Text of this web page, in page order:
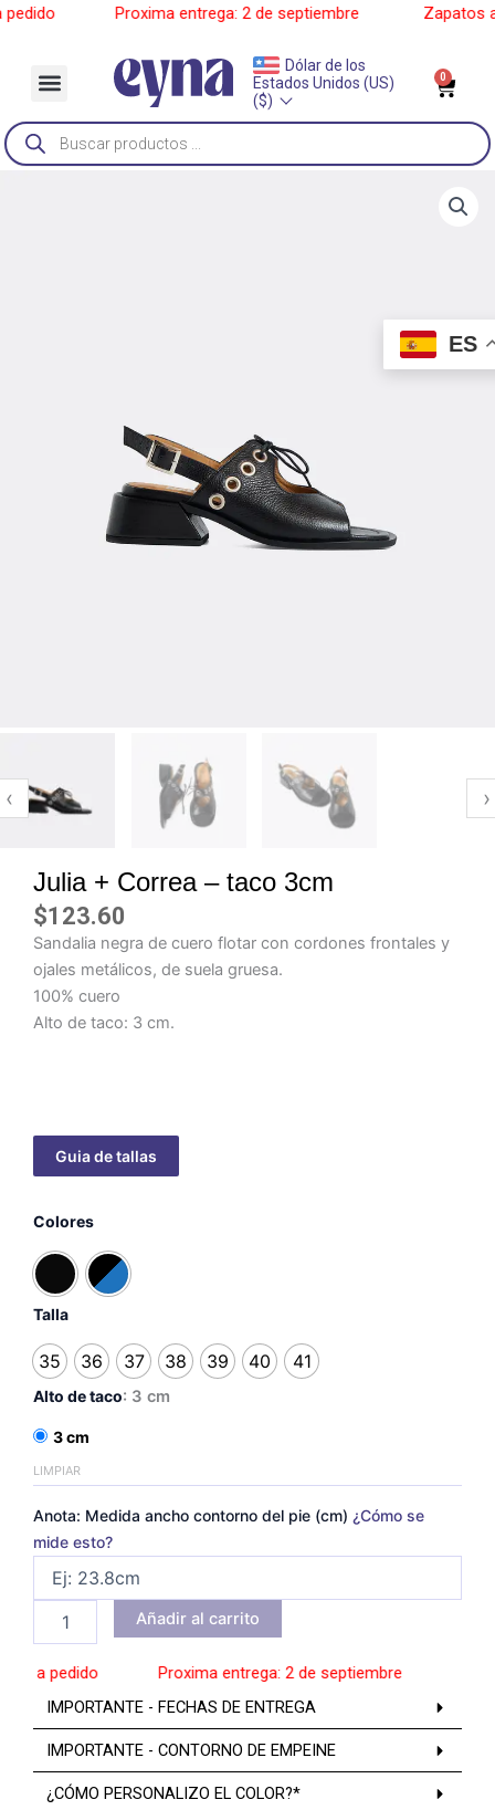
Ir
______ Proxima entrega: 2 de septiembre______ Zapatos a
Menu
Dólar de los
Estados Unidos (US)
($)
0
Búsqueda
de
productos
‹ ›
Julia + Correa – taco 3cm
$123.60
Sandalia negra de cuero flotar con cordones frontales y
ojales metálicos, de suela gruesa.
100% cuero
Alto de taco: 3 cm.
Colores
Talla
35 36 37 38 39 40 41
Alto de taco: 3 cm
3 cm
LIMPIAR
Anota: Medida ancho contorno del pie (cm) ¿Cómo se
mide esto?
+
Correa
-
taco
3cm
Añadir al carrito
a pedido______ Proxima entrega: 2 de septiembre______
IMPORTANTE - FECHAS DE ENTREGA
IMPORTANTE - CONTORNO DE EMPEINE
¿CÓMO PERSONALIZO EL COLOR?*
ES